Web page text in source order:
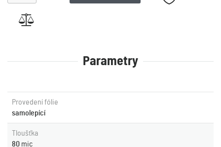
Parametry
Provedení fólie
samolepící
Tloušťka
80 mic